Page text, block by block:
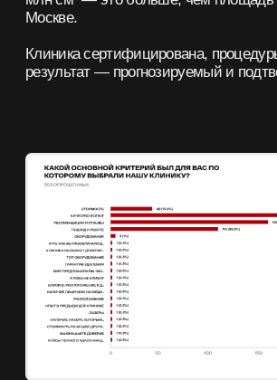
ГДЕ УДАЛЯЮТ ТАТУИРОВКИ
В РОССИИ — И ПОЧЕМУ
ЗА РЕЗУЛЬТАТОМ ЕДУТ В МОСКВУ
ВАЖНЫ СТЕРИЛЬНОСТЬ, ТОЧНОСТЬ, ОПЫТ ВРАЧА И
ПРАВИЛЬНОЕ ОБОРУДОВАНИЕ. В БОЛЬШИНСТВЕ ГОРОДОВ
РОССИИ ПОКА СОХРАНЯЕТСЯ «ПЕРЕХОДНЫЙ ПЕРИОД»:
ВМЕСТО PICOSURE ПРЕДЛАГАЮТ УСТАРЕВШИЕ
НЕОДИМОВЫЕ ЛАЗЕРЫ, ВМЕСТО ВРАЧЕЙ — ТАТУ-МАСТЕРА
БЕЗ ЛИЦЕНЗИИ, ВМЕСТО АНЕСТЕЗИИ — «ПОТЕРПЕТЬ».
МЫ В ET.LASER КАЖДЫЙ МЕСЯЦ ПРИНИМАЕМ ДЕСЯТКИ
ПАЦИЕНТОВ, КОТОРЫЕ СПЕЦИАЛЬНО ПРИЕЗЖАЮТ ИЗ
ДРУГИХ ГОРОДОВ.
ЛЮДИ ЕДУТ В МОСКВУ, ЧТОБЫ НЕ РИСКОВАТЬ СВОИМ
ЛИЦОМ, НЕ ПОЛУЧИТЬ ОЖОГОВ И НЕ ПЕРЕПЛАЧИВАТЬ ЗА 10–
12 СЕАНСОВ С НУЛЕВЫМ РЕЗУЛЬТАТОМ.
УДАЛЕНИЕ ТАТУИРОВОК — НЕ ПРОСТО
КОСМЕТИЧЕСКАЯ УСЛУГА.